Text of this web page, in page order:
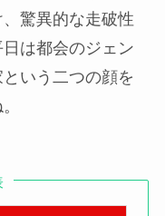
驚異的な走破性
は都会のジェン
いう二つの顔を